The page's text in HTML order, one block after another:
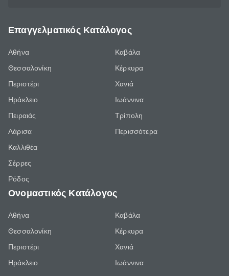
Επαγγελματικός Κατάλογος
Αθήνα
Θεσσαλονίκη
Περιστέρι
Ηράκλειο
Πειραιάς
Λάρισα
Καλλιθέα
Σέρρες
Ρόδος
Καβάλα
Κέρκυρα
Χανιά
Ιωάννινα
Τρίπολη
Περισσότερα
Ονομαστικός Κατάλογος
Αθήνα
Θεσσαλονίκη
Περιστέρι
Ηράκλειο
Καβάλα
Κέρκυρα
Χανιά
Ιωάννινα